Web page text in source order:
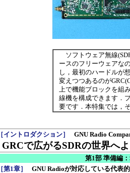
ソフトウェア無線
ースのフリーウェアな
し，最初のハードルが
変えつつあるのが
上で機能ブロックを組
線機を構成できます．
要です．本特集では，
［イントロダクション］ GNU Radio
GRCで広がるSDRの世界へ
第1部 準備編
［第1章］
GNU Radioが対応している代表